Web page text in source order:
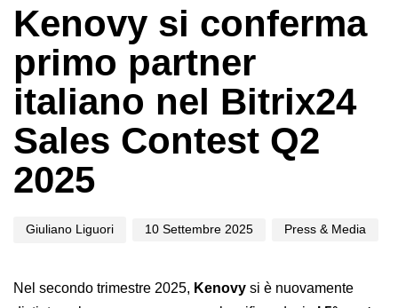
Kenovy si conferma
primo partner
italiano nel Bitrix24
Sales Contest Q2
2025
Giuliano Liguori
on:
10 Settembre 2025 Press & Media
Nel secondo trimestre 2025, Kenovy si è nuovamente